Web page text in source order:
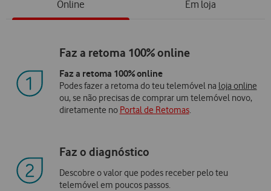
Online Em loja
Faz a retoma 100% online
Faz a retoma 100% online
Podes fazer a retoma do teu telemóvel na loja online
ou, se não precisas de comprar um telemóvel novo,
diretamente no Portal de Retomas.
Faz o diagnóstico
Descobre o valor que podes receber pelo teu
telemóvel em poucos passos.